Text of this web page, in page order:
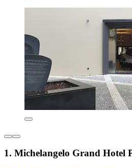
1. Michelangelo Grand Hotel